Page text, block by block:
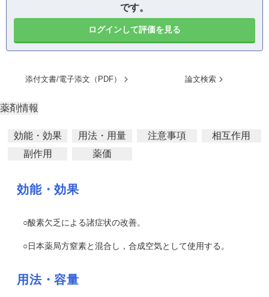
です。
ログインして評価を見る
添付文書/電子添文（PDF） 論文検索
薬剤情報
効能・効果 用法・用量 注意事項
相互作用
副作用
薬価
効能・効果
○酸素欠乏による諸症状の改善。
○日本薬局方窒素と混合し，合成空気として使用する。
用法・容量